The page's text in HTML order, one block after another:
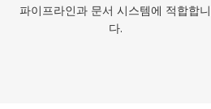
파이프라인과 문서 시스템에 적합합니
다.